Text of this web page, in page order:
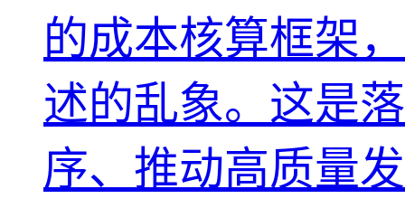
的成本核算框架
述的乱象。这是
序、推动高质量